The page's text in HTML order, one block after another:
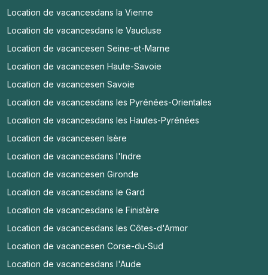
Location de vacancesdans la Vienne
Location de vacancesdans le Vaucluse
Location de vacancesen Seine-et-Marne
Location de vacancesen Haute-Savoie
Location de vacancesen Savoie
Location de vacancesdans les Pyrénées-Orientales
Location de vacancesdans les Hautes-Pyrénées
Location de vacancesen Isère
Location de vacancesdans l'Indre
Location de vacancesen Gironde
Location de vacancesdans le Gard
Location de vacancesdans le Finistère
Location de vacancesdans les Côtes-d'Armor
Location de vacancesen Corse-du-Sud
Location de vacancesdans l'Aude